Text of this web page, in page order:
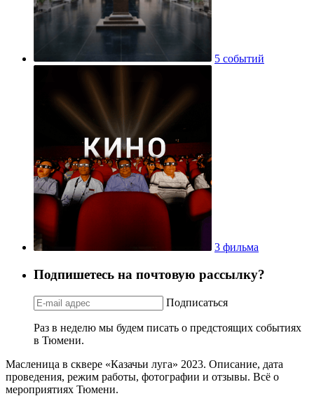
5 событий
3 фильма
Подпишетесь на почтовую рассылку?
Подписаться
Раз в неделю мы будем писать о предстоящих событиях
в Тюмени.
Масленица в сквере «Казачьи луга» 2023. Описание, дата
проведения, режим работы, фотографии и отзывы. Всё о
мероприятиях Тюмени.